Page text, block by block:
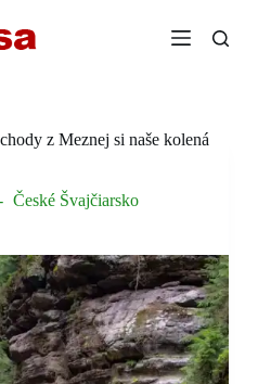
z Meznej si naše kolená
České Švajčiarsko